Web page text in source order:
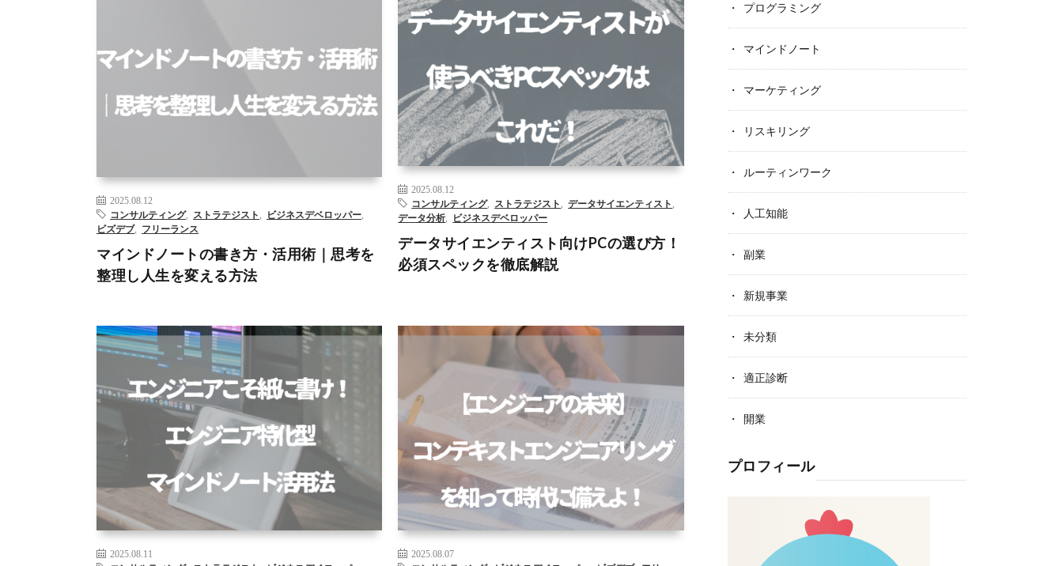
2025.08.12
コンサルティング, ストラテジスト ビジネスデベロッパー
ビズデブ, フリーランス
マインドノートの書き方・活用術｜思考を
整理し人生を変える方法
AIDXコンサルティングデータサイエンティストデータ
分析ビジネスデベロップメントビズデブビッグデータ
プログラミング
マーケティング人工知能新規事業– >
2025.08.12
コンサルティング, ストラテジスト ,データサイエンティスト
データ分析
ビジネスデベロッパー
データサイエンティスト向けPCの選び方！
必須スペックを徹底解説
AIDXアーティストデートコンサルティングビジネスデ
ベロップメント ビズデブ フリーランス プログラミング
マインドノート
マーケティング リスキリング
2025.08.11
AIDXコンサルティングデータサイエンティスト
分析ビジネスデベロップメント ビズデブフリーランス
プログラミング マーケティングリスキリング
人工知能
新規事業– >
2025.08.07
プログラミング
マインドノート
マーケティング
リスキリング
ルーティンワーク
人工知能
副業
新規事業
未分類
適正診断
開業
プロフィール